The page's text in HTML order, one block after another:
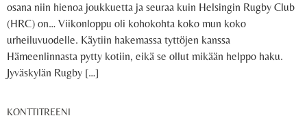
osana niin hienoa joukkuetta ja seuraa kuin Helsingin Rugby Club
(HRC) on… Viikonloppu oli kohokohta koko mun koko
urheiluvuodelle. Käytiin hakemassa tyttöjen kanssa
Hämeenlinnasta pytty kotiin, eikä se ollut mikään helppo haku.
Jyväskylän Rugby […]
KONTTITREENI